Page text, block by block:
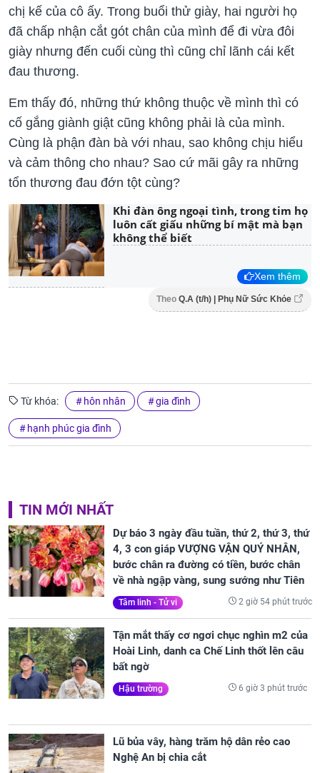
chị kế của cô ấy. Trong buổi thử giày, hai người họ
đã chấp nhận cắt gót chân của mình để đi vừa đôi
giày nhưng đến cuối cùng thì cũng chỉ lãnh cái kết
đau thương.
Em thấy đó, những thứ không thuộc về mình thì có
cố gắng giành giật cũng không phải là của mình.
Cùng là phận đàn bà với nhau, sao không chịu hiểu
và cảm thông cho nhau? Sao cứ mãi gây ra những
tổn thương đau đớn tột cùng?
Khi đàn ông ngoại tình, trong tim họ
luôn cất giấu những bí mật mà bạn
không thể biết
Xem thêm
Theo Q.A (t/h) | Phụ Nữ Sức Khỏe
Từ khóa: hôn nhân gia đình
hạnh phúc gia đình
TIN MỚI NHẤT
Dự báo 3 ngày đầu tuần, thứ 2, thứ 3, thứ
4, 3 con giáp VƯỢNG VẬN QUÝ NHÂN,
bước chân ra đường có tiền, bước chân
về nhà ngập vàng, sung sướng như Tiên
Tâm linh - Tử vi 2 giờ 54 phút trước
Tận mắt thấy cơ ngơi chục nghìn m2 của
Hoài Linh, danh ca Chế Linh thốt lên câu
bất ngờ
Hậu trường 6 giờ 3 phút trước
Lũ bủa vây, hàng trăm hộ dân rẻo cao
Nghệ An bị chia cắt